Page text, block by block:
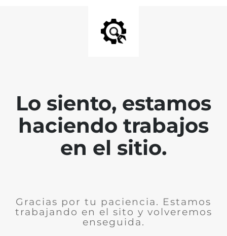
Lo siento, estamos
haciendo trabajos
en el sitio.
Gracias por tu paciencia. Estamos
trabajando en el sito y volveremos
enseguida.